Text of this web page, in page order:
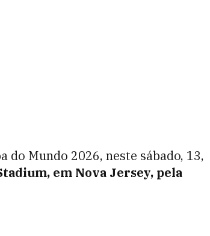
do Mundo 2026, neste sábado, 13,
em Nova Jersey, pela